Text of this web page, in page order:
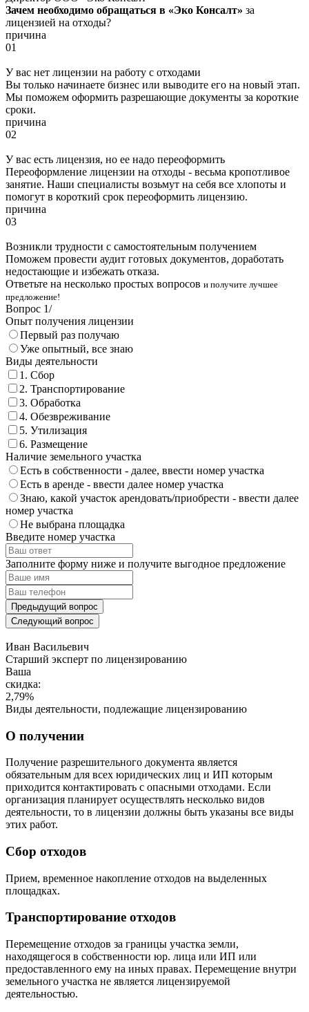
Зачем необходимо обращаться в «Эко Консалт» за
лицензией на отходы?
причина
01
У вас нет лицензии на работу с отходами
Вы только начинаете бизнес или выводите его на новый этап.
Мы поможем оформить разрешающие документы за короткие
сроки.
причина
02
У вас есть лицензия, но ее надо переоформить
Переоформление лицензии на отходы - весьма кропотливое
занятие. Наши специалисты возьмут на себя все хлопоты и
помогут в короткий срок переоформить лицензию.
причина
03
Возникли трудности с самостоятельным получением
Поможем провести аудит готовых документов, доработать
недостающие и избежать отказа.
Ответьте на несколько простых вопросов и получите лучшее
предложение!
Вопрос 1/
Опыт получения лицензии
Первый раз получаю
Уже опытный, все знаю
Виды деятельности
1. Сбор
2. Транспортирование
3. Обработка
4. Обезвреживание
5. Утилизация
6. Размещение
Наличие земельного участка
Есть в собственности - далее, ввести номер участка
Есть в аренде - ввести далее номер участка
Знаю, какой участок арендовать/приобрести - ввести далее
номер участка
Не выбрана площадка
Введите номер участка
Заполните форму ниже и получите выгодное предложение
Предыдущий вопрос
Следующий вопрос
Иван Васильевич
Cтарший эксперт по лицензированию
Ваша
скидка:
2,79%
Виды деятельности, подлежащие лицензированию
О получении
Получение разрешительного документа является
обязательным для всех юридических лиц и ИП которым
приходится контактировать с опасными отходами. Если
организация планирует осуществлять несколько видов
деятельности, то в лицензии должны быть указаны все виды
этих работ.
Сбор отходов
Прием, временное накопление отходов на выделенных
площадках.
Транспортирование отходов
Перемещение отходов за границы участка земли,
находящегося в собственности юр. лица или ИП или
предоставленного ему на иных правах. Перемещение внутри
земельного участка не является лицензируемой
деятельностью.